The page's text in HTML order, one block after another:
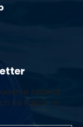
zasielať
na našom e-